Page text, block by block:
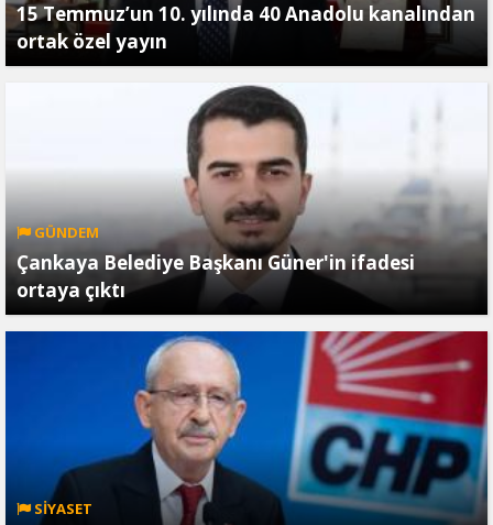
15 Temmuz’un 10. yılında 40 Anadolu kanalından
ortak özel yayın
GÜNDEM
Çankaya Belediye Başkanı Güner'in ifadesi
ortaya çıktı
SİYASET